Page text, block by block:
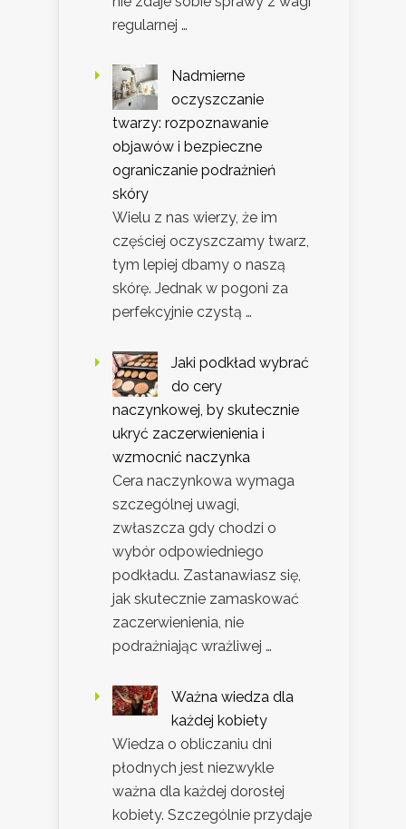
regularnej …
Nadmierne
oczyszczanie
twarzy: rozpoznawanie
objawów i bezpieczne
ograniczanie podrażnień
skóry
Wielu z nas wierzy, że im
częściej oczyszczamy twarz,
tym lepiej dbamy o naszą
skórę. Jednak w pogoni za
perfekcyjnie czystą …
Jaki podkład wybrać
do cery
naczynkowej, by skutecznie
ukryć zaczerwienienia i
wzmocnić naczynka
Cera naczynkowa wymaga
szczególnej uwagi,
zwłaszcza gdy chodzi o
wybór odpowiedniego
podkładu. Zastanawiasz się,
jak skutecznie zamaskować
zaczerwienienia, nie
podrażniając wrażliwej …
Ważna wiedza dla
każdej kobiety
Wiedza o obliczaniu dni
płodnych jest niezwykle
ważna dla każdej dorosłej
kobiety. Szczególnie przydaje